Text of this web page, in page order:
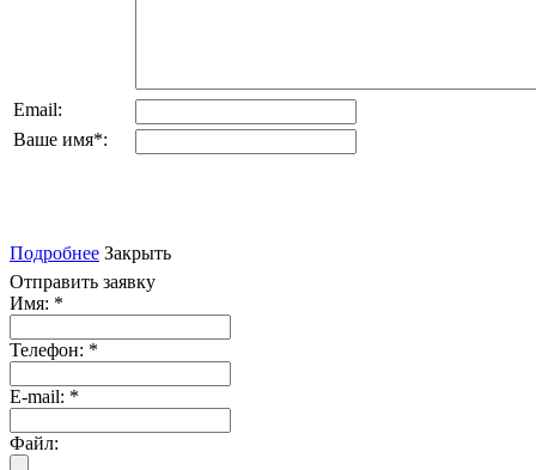
Email:
Ваше имя*:
Подробнее Закрыть
Отправить заявку
Имя: *
Телефон: *
E-mail: *
Файл: